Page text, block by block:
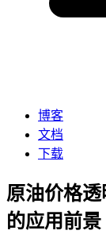
博客
文档
下载
原油价格
的应用前景